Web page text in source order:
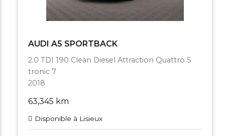
AUDI A5 SPORTBACK
2.0 TDI 190 Clean Diesel Attraction Quattro S
tronic 7
2018
63,345 km
Disponible à Lisieux